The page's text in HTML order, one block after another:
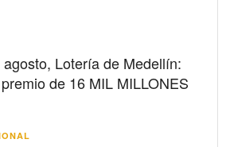
Lotería de Medellín:
de 16 MIL MILLONES